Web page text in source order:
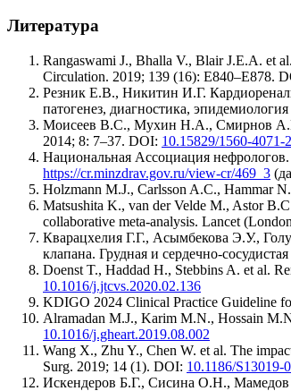
Литература
Rangaswami J., Bhalla V., Blair J.E.A. et
Circulation. 2019; 139 (16): E840–E878.
Резник Е.В., Никитин И.Г.
патогенез, диагностика,
Моисеев В.С., Мухин Н.А., Смирнов А.В.
2014; 8: 7–37. DOI: 10.15829/1560-4071-
Национальная Ассоциация
https://cr.minzdrav.gov.ru/view-cr/469_3
Holzmann M.J., Carlsson A.C., Hammar
Matsushita K., van der Velde M., Astor
collaborative meta-analysis. Lancet
Кварацхелия Г.Г., Асымбекова Э.У.,
клапана. Грудная и сердечно-
Doenst T., Haddad H., Stebbins A. et al.
10.1016/j.jtcvs.2020.02.136
KDIGO 2024 Clinical Practice Guideline
Alramadan M.J., Karim M.N., Hossain
10.1016/j.gheart.2019.08.002
Wang X., Zhu Y., Chen W. et al. The
Surg. 2019; 14 (1). DOI: 10.1186/S13019-
Искендеров Б.Г., Сисина О.Н., Мамедов